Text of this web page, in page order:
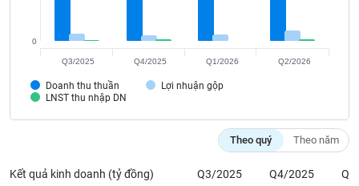
Doanh thu thuần
Lợi nhuận gộp
LNST thu nhập DN
0
Q3/2025 Q4/2025 Q1/2026 Q2/2026
Theo quý Theo năm
Kết quả kinh doanh (tỷ đồng) Q3/2025 Q4/2025
Bài
viết
tác